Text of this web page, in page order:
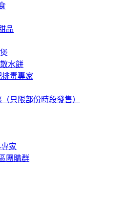
品
水餅
排毒專家
只限部份時段發售）
家
團購群